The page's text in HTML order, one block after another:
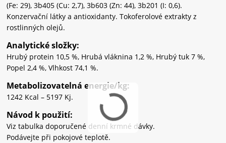
(Fe: 29), 3b405 (Cu: 2,7), 3b603 (Zn: 44), 3b201 (I: 0,6).
Konzervační látky a antioxidanty. Tokoferolové extrakty z
rostlinných olejů.
Analytické složky:
Hrubý protein 10,5 %, Hrubá vláknina 1,2 %, Hrubý tuk 7 %,
Popel 2,4 %, Vlhkost 74,1 %.
Metabolizovatelná energie/kg:
1242 Kcal – 5197 Kj.
Návod k použití:
Viz tabulka doporučené denní krmné dávky.
Podávejte při pokojové teplotě.